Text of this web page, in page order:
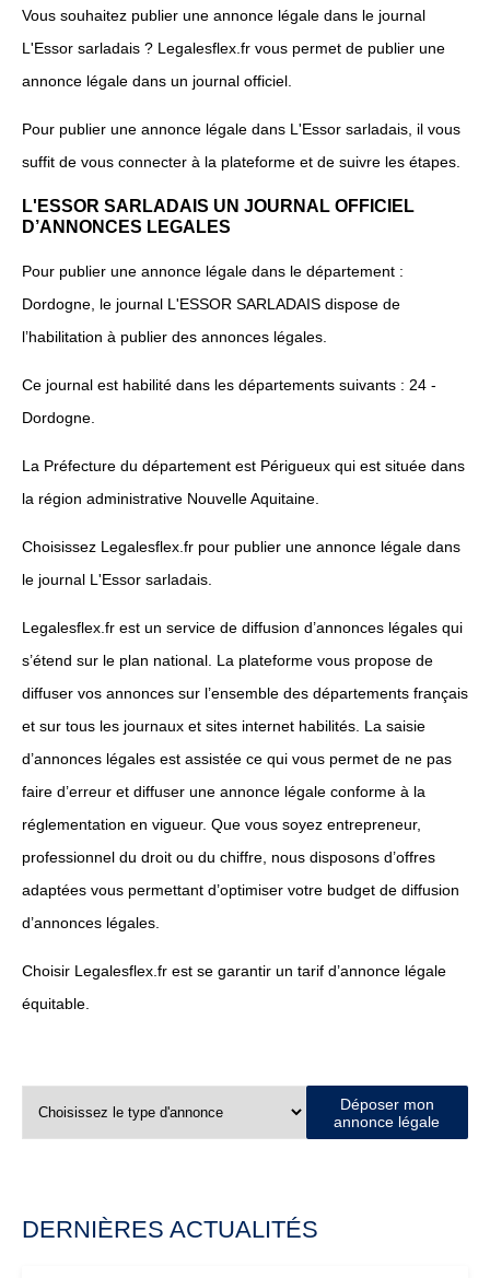
Vous souhaitez publier une annonce légale dans le journal
L'Essor sarladais ? Legalesflex.fr vous permet de publier une
annonce légale dans un journal officiel.
Pour publier une annonce légale dans L'Essor sarladais, il vous
suffit de vous connecter à la plateforme et de suivre les étapes.
L'ESSOR SARLADAIS UN JOURNAL OFFICIEL
D’ANNONCES LEGALES
Pour publier une annonce légale dans le département :
Dordogne, le journal L'ESSOR SARLADAIS dispose de
l’habilitation à publier des annonces légales.
Ce journal est habilité dans les départements suivants : 24 -
Dordogne.
La Préfecture du département est Périgueux qui est située dans
la région administrative Nouvelle Aquitaine.
Choisissez Legalesflex.fr pour publier une annonce légale dans
le journal L'Essor sarladais.
Legalesflex.fr est un service de diffusion d’annonces légales qui
s’étend sur le plan national. La plateforme vous propose de
diffuser vos annonces sur l’ensemble des départements français
et sur tous les journaux et sites internet habilités. La saisie
d’annonces légales est assistée ce qui vous permet de ne pas
faire d’erreur et diffuser une annonce légale conforme à la
réglementation en vigueur. Que vous soyez entrepreneur,
professionnel du droit ou du chiffre, nous disposons d’offres
adaptées vous permettant d’optimiser votre budget de diffusion
d’annonces légales.
Choisir Legalesflex.fr est se garantir un tarif d’annonce légale
équitable.
Déposer mon
annonce légale
DERNIÈRES ACTUALITÉS